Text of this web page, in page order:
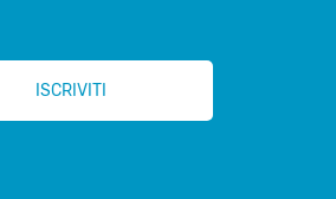
ISCRIVITI